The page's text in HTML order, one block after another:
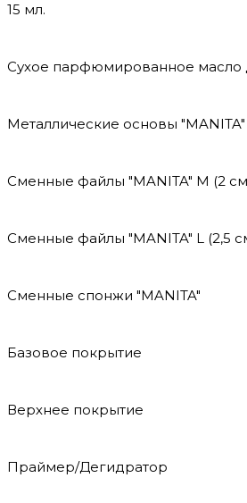
15 мл.
Сухое парфюмированное масло
Металлические основы "MANITA"
Сменные файлы "MANITA" М (2
Сменные файлы "MANITA" L (2,5
Сменные спонжи "MANITA"
Базовое покрытие
Верхнее покрытие
Праймер/Дегидратор